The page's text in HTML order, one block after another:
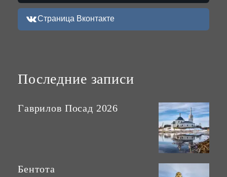
Страница Вконтакте
Последние записи
Гаврилов Посад 2026
Бентота